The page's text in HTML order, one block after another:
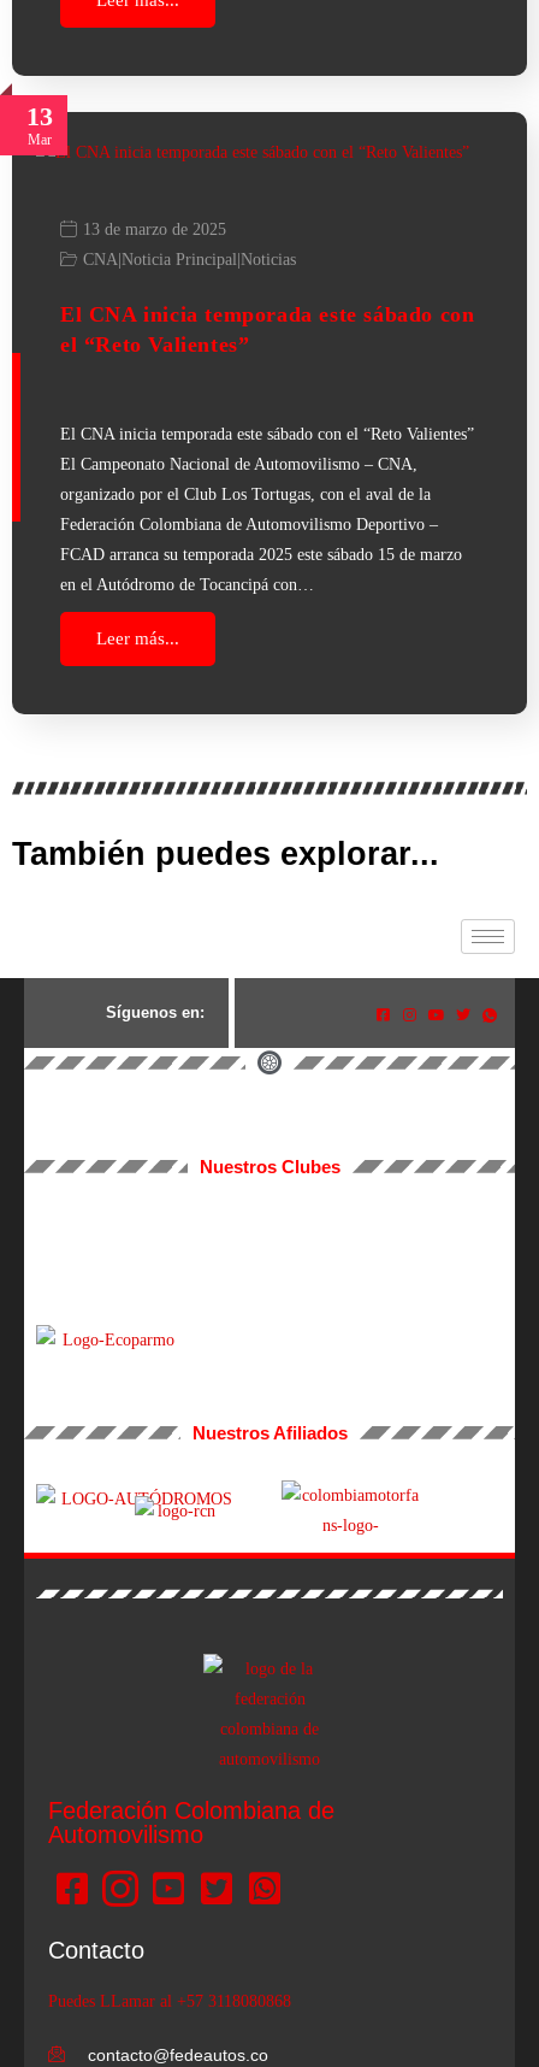
13
Mar
13 de marzo de 2025
CNA Noticia Principal Noticias
El CNA inicia temporada este sábado con
el “Reto Valientes”
El CNA inicia temporada este sábado con el “Reto Valientes”
El Campeonato Nacional de Automovilismo – CNA,
organizado por el Club Los Tortugas, con el aval de la
Federación Colombiana de Automovilismo Deportivo –
FCAD arranca su temporada 2025 este sábado 15 de marzo
en el Autódromo de Tocancipá con…
Leer más...
También puedes explorar...
Síguenos en:
Nuestros Clubes
Nuestros Afiliados
Federación Colombiana de
Automovilismo
Contacto
Puedes LLamar al +57 3118080868
contacto@fedeautos.co